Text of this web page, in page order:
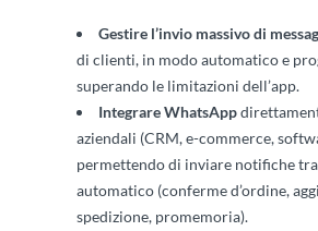
Gestire l’invio massivo di
di clienti, in modo automatico e
superando le limitazioni dell’app.
Integrare WhatsApp
aziendali (CRM, e-commerce,
permettendo di inviare notifiche
automatico (conferme d’ordine,
spedizione, promemoria).